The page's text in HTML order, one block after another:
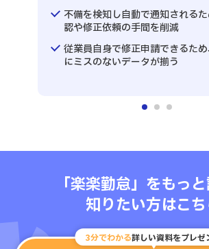
不備を検知し自動で通知されるため、個別確
認や修正依頼の手間を削減
従業員自身で修正申請できるため、締め日前
にミスのないデータが揃う
「楽楽勤怠」をもっ
知りたい方はこち
3分でわかる詳しい資料をプレゼ